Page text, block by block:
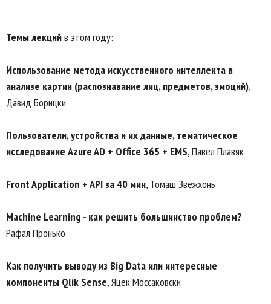
Темы лекцийв этом году:
Использование метода искусственного интеллекта в
анализе картин (распознавание лиц, предметов, эмоций),
Давид Борицки
Пользователи, устройства и их данные, тематическое
исследование Azure AD + Office 365 + EMS, Павел Плавяк
Front Application + API за 40 мин, Томаш Звежхонь
Machine Learning - как решить большинство проблем?
Рафал Пронько
Как получить выводу из Big Data или интересные
компоненты Qlik Sense, Яцек Моссаковски